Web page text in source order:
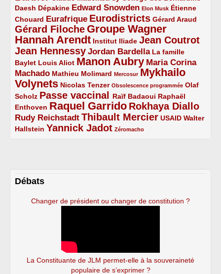
Daesh
2/5 Dépakine
2/5 Edward Snowden
3/5 Elon Musk
1/5
Étienne
Chouard
2/5 Eurafrique
3/5 Eurodistricts
4/5 Gérard Araud
2/5
Gérard Filoche
4/5 Groupe Wagner
5/5
Hannah Arendt
5/5 Institut Iliade
2/5 Jean Coutrot
4/5
Jean Hennessy
4/5 Jordan Bardella
3/5
La famille
Baylet
2/5 Louis Aliot
2/5 Manon Aubry
5/5
Maria Corina
Machado
3/5 Mathieu Molimard
2/5 Mercosur
1/5
Mykhailo
Volynets
5/5 Nicolas Tenzer
2/5 Obsolescence programmée
1/5
Olaf
Scholz
2/5 Passe vaccinal
4/5 Raïf Badaoui
2/5
Raphaël
Enthoven
2/5 Raquel Garrido
5/5 Rokhaya Diallo
4/5
Rudy Reichstadt
3/5 Thibault Mercier
4/5 USAID
2/5
Walter
Hallstein
2/5 Yannick Jadot
4/5 Zéromacho
1/5
Débats
Changer de président ou changer de constitution ?
La Constituante de JLM permet-elle à la souveraineté
populaire de s’exprimer ?